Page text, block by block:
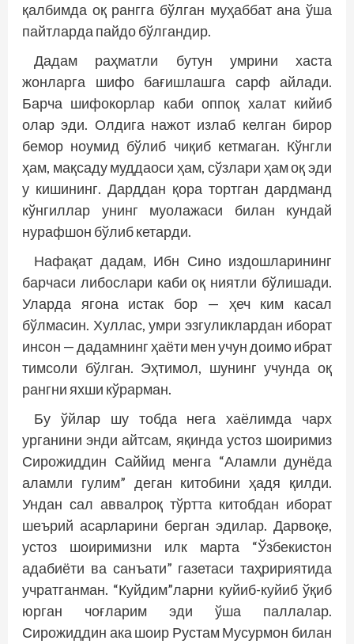
қалбимда оқ рангга бўлган муҳаббат ана ўша
пайтларда пайдо бўлгандир.
Дадам раҳматли бутун умрини хаста
жонларга шифо бағишлашга сарф айлади.
Барча шифокорлар каби оппоқ халат кийиб
олар эди. Олдига нажот излаб келган бирор
бемор ноумид бўлиб чиқиб кетмаган. Кўнгли
ҳам, мақсаду муд­даоси ҳам, сўзлари ҳам оқ эди
у кишининг. Дарддан қора тортган дардманд
кўнгиллар унинг муолажаси билан кундай
нурафшон бўлиб кетарди.
Нафақат дадам, Ибн Сино издош­ларининг
барчаси либослари каби оқ ниятли бўлишади.
Уларда ягона истак бор — ҳеч ким касал
бўлмасин. Хуллас, умри эзгуликлардан иборат
инсон — дадамнинг ҳаёти мен учун доимо ибрат
тимсоли бўлган. Эҳтимол, шунинг учунда оқ
рангни яхши кўрарман.
Бу ўйлар шу тобда нега хаёлимда чарх
урганини энди айтсам, яқинда устоз шоиримиз
Сирожиддин Саййид менга “Аламли дунёда
аламли гулим” деган китобини ҳадя қилди.
Ундан сал аввалроқ тўртта китобдан иборат
шеърий асарларини берган эдилар. Дарвоқе,
устоз шоиримизни илк марта “Ўзбекистон
адабиёти ва санъати” газетаси таҳририятида
учратганман. “Куйдим”ларни куйиб-куйиб ўқиб
юрган чоғларим эди ўша паллалар.
Сирожиддин ака шоир Рус­там Мусурмон билан